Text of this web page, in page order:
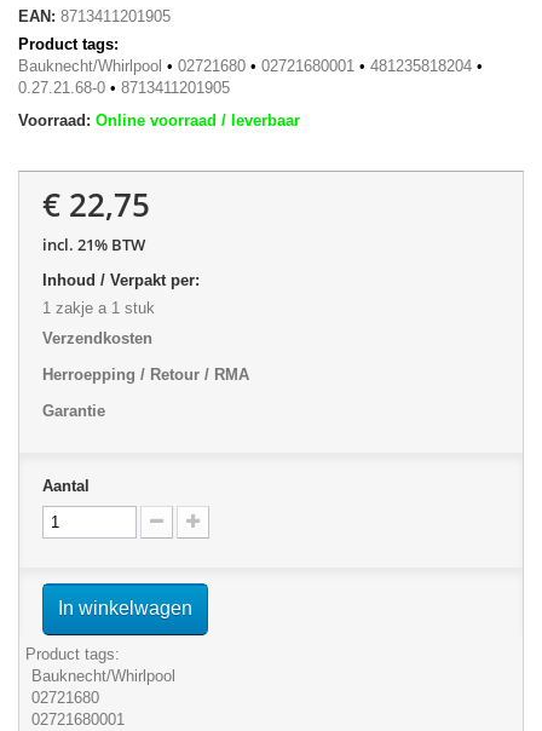
EAN: 8713411201905
Product tags:
Bauknecht/Whirlpool • 02721680 • 02721680001 • 481235818204 •
0.27.21.68-0 • 8713411201905
Voorraad: Online voorraad / leverbaar
€ 22,75
incl. 21% BTW
Inhoud / Verpakt per:
1 zakje a 1 stuk
Verzendkosten
Herroepping / Retour / RMA
Garantie
Aantal
In winkelwagen
Product tags:
Bauknecht/Whirlpool
02721680
02721680001